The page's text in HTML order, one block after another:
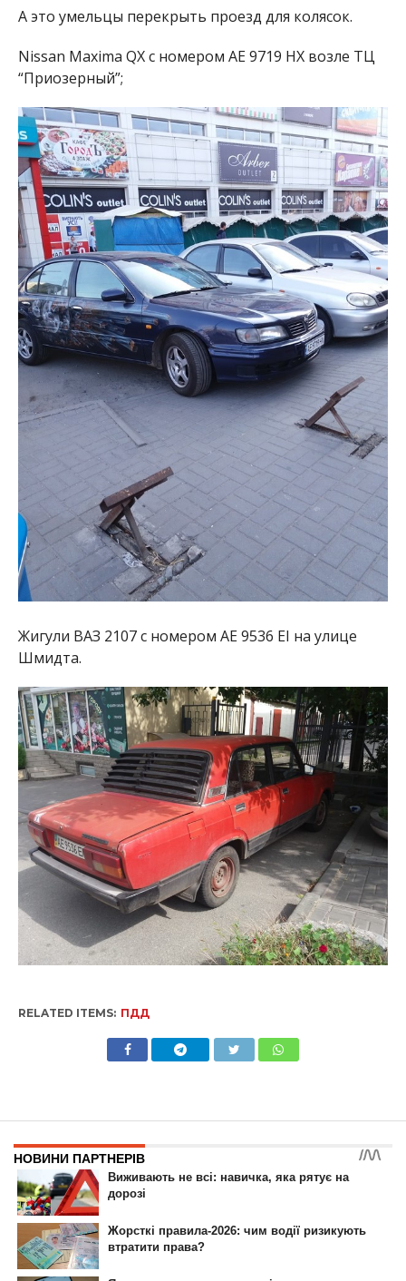
А это умельцы перекрыть проезд для колясок.
Nissan Maxima QXс номером АЕ 9719 НХ возле ТЦ
“Приозерный”;
Жигули ВАЗ 2107 с номером АЕ 9536 ЕІ на улице
Шмидта.
RELATED ITEMS: ПДД